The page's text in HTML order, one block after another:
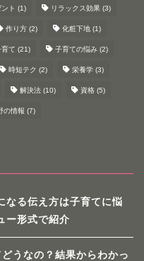
ト (1) リラックス効果 (3)
作り方 (2) 化粧下地 (1)
育て (21) 子育ての悩み (2)
時短テク (2) 栄養学 (3)
解決法 (10) 資格 (5)
の情報 (7)
なる伝え方は子育てに悩
ー形式で紹介
うなの？結果からわかっ